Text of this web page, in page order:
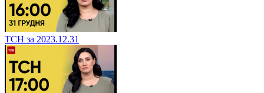
ТСН за 2023.12.31